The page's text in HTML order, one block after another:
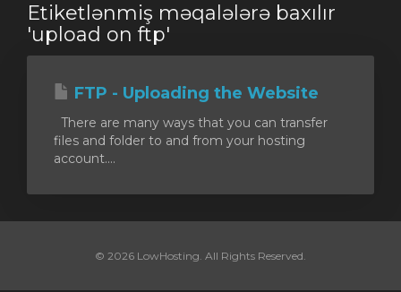
Etiketlənmiş məqalələrə baxılır
'upload on ftp'
FTP - Uploading the Website
There are many ways that you can transfer
files and folder to and from your hosting
account....
© 2026 LowHosting. All Rights Reserved.